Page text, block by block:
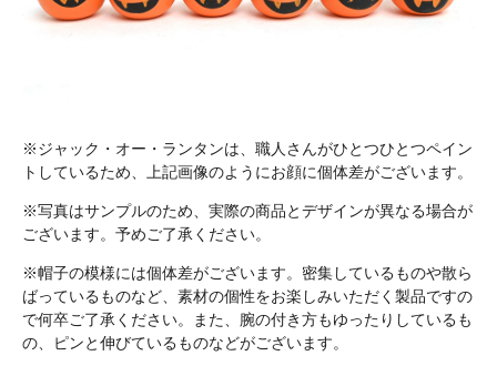
※ジャック・オー・ランタンは、職人さんがひとつひとつペイン
トしているため、上記画像のようにお顔に個体差がございます。
※写真はサンプルのため、実際の商品とデザインが異なる場合が
ございます。予めご了承ください。
※帽子の模様には個体差がございます。密集しているものや散ら
ばっているものなど、素材の個性をお楽しみいただく製品ですの
で何卒ご了承ください。また、腕の付き方もゆったりしているも
の、ピンと伸びているものなどがございます。